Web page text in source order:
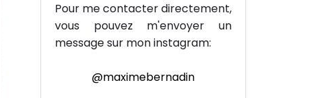
Pour me contacter directement,
vous pouvez m'envoyer un
message sur mon instagram:
@maximebernadin